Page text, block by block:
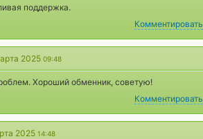
поддержка.
Комментировать
2025 09:48
Хороший обменник, советую!
Комментировать
2025 14:48